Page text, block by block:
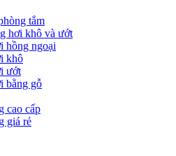
tắm
hơi khô và ướt
hồng ngoại
khô
ướt
bằng gỗ
cao cấp
giá rẻ